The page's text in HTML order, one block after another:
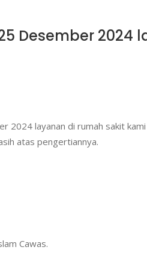
Desember 2024
2024 layanan di rumah sakit
atas pengertiannya.
Cawas.